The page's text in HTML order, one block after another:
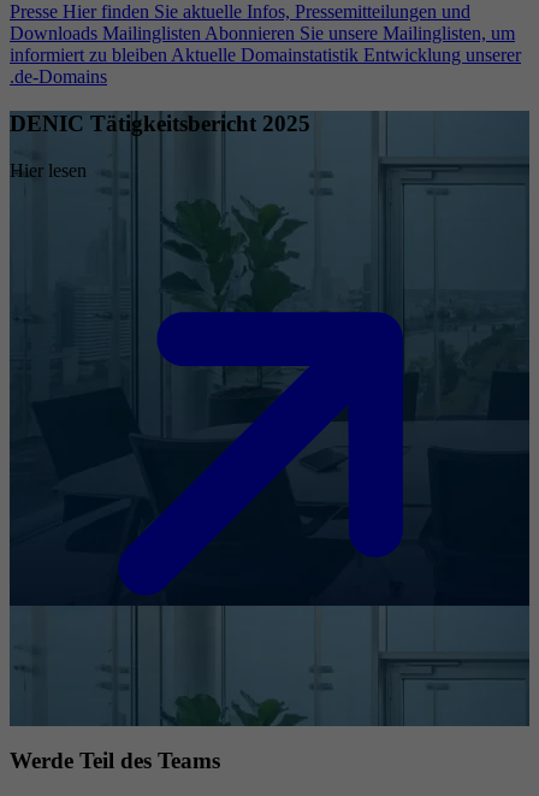
Presse Hier finden Sie aktuelle Infos, Pressemitteilungen und
Downloads Mailinglisten Abonnieren Sie unsere Mailinglisten, um
informiert zu bleiben Aktuelle Domainstatistik Entwicklung unserer
.de-Domains
DENIC Tätigkeitsbericht 2025
Hier lesen
Werde Teil des Teams